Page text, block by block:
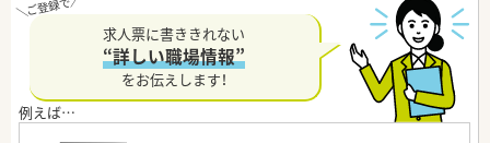
求人票に書ききれない
“詳しい職場情報”
をお伝えします！